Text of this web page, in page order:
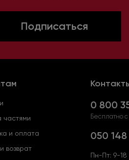
Подписаться
частями
и оплата
возврат
0 800
Бесплатно
050
Пн-Пт: 9-18